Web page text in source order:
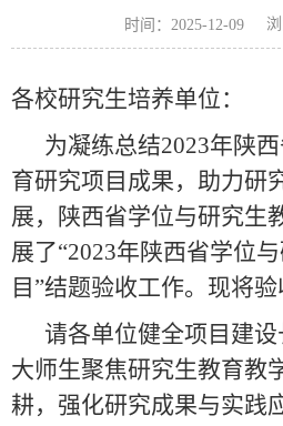
时间：2025-12-09
各校研究生培养单位：
为凝练总结2023年陕
育研究项目成果，助力研
展，陕西省学位与研究生
展了“2023年陕西省学位
目”结题验收工作。现将验
请各单位健全项目建
大师生聚焦研究生教育教
耕，强化研究成果与实践